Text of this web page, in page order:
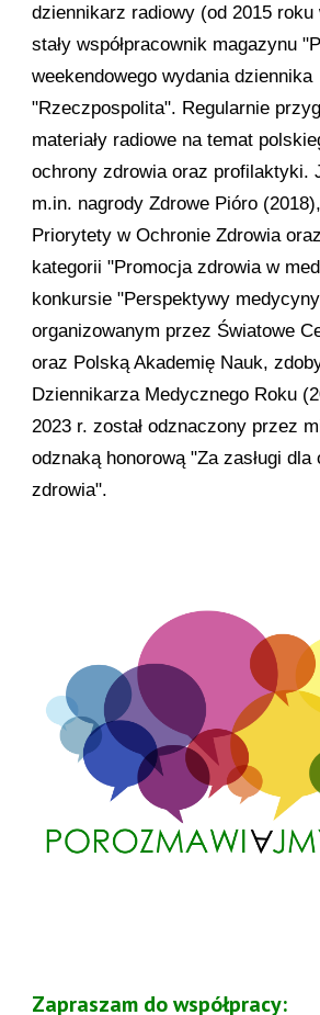
dziennikarz radiowy (od 2015 roku
stały współpracownik magazynu
weekendowego wydania dziennika
"Rzeczpospolita". Regularnie
materiały radiowe na temat
ochrony zdrowia oraz profilaktyki.
m.in. nagrody Zdrowe Pióro
Priorytety w Ochronie Zdrowia
kategorii "Promocja zdrowia w
konkursie "Perspektywy
organizowanym przez Światowe
oraz Polską Akademię Nauk,
Dziennikarza Medycznego Roku
2023 r. został odznaczony przez
odznaką honorową "Za zasługi dla
zdrowia".
Zapraszam do współpracy: